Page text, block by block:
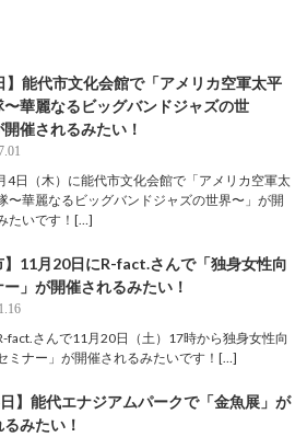
】能代市文化会館で「アメリカ空軍太平
〜華麗なるビッグバンドジャズの世
催されるみたい！
4日（木）に能代市文化会館で「アメリカ空軍太
〜華麗なるビッグバンドジャズの世界〜」が開
たいです！[…]
】11月20日にR-fact.さんで「独身女性向
」が開催されるみたい！
fact.さんで11月20日（土）17時から独身女性向
ミナー」が開催されるみたいです！[…]
日】能代エナジアムパークで「金魚展」が
みたい！